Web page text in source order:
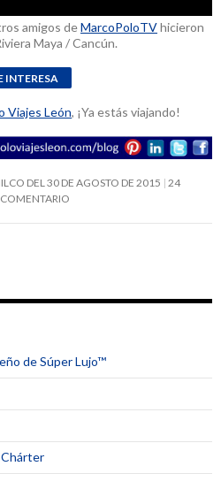
amigos deMarcoPoloTVhicieron
Maya / Cancún.
Viajes León, ¡Ya estás viajando!
DEL 30 DE AGOSTO DE 2015 24
de Súper Lujo™